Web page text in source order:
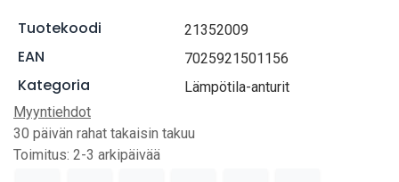
Tuotekoodi 21352009
EAN 7025921501156
Kategoria
Lämpötila-anturit
Myyntiehdot
30 päivän rahat takaisin takuu
Toimitus: 2-3 arkipäivää